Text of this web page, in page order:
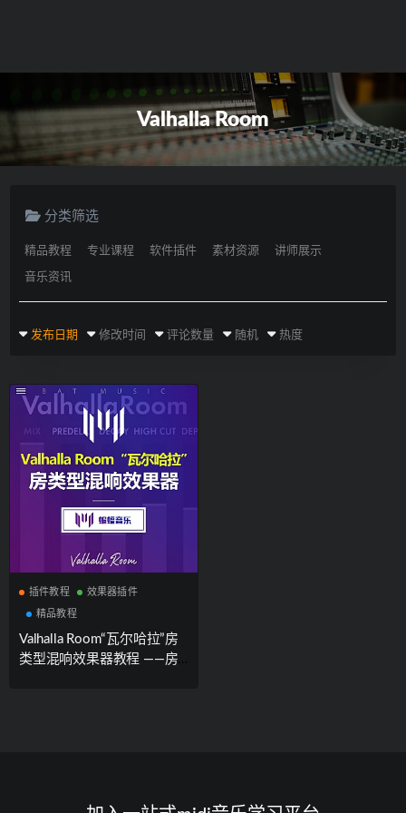
Valhalla Room
分类筛选
精品教程 专业课程 软件插件 素材资源 讲师展示
音乐资讯
发布日期 修改时间 评论数量 随机 热度
插件教程 效果器插件
精品教程
Valhalla Room“瓦尔哈拉”房
类型混响效果器教程 ——房